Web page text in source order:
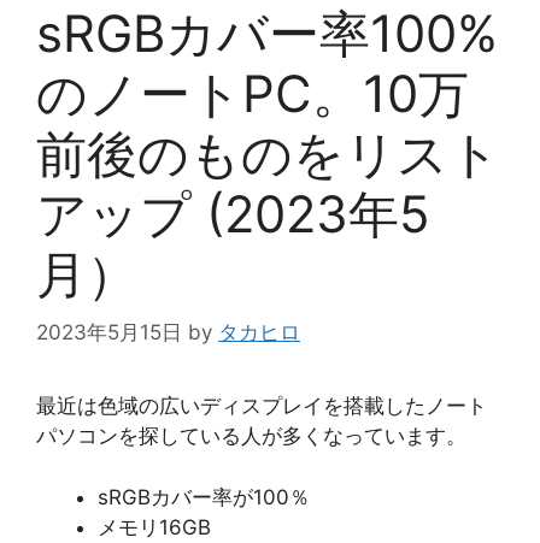
sRGBカバー率100%
のノートPC。10万
前後のものをリスト
アップ (2023年5
月）
2023年5月15日 by タカヒロ
最近は色域の広いディスプレイを搭載したノート
パソコンを探している人が多くなっています。
sRGBカバー率が100％
メモリ16GB